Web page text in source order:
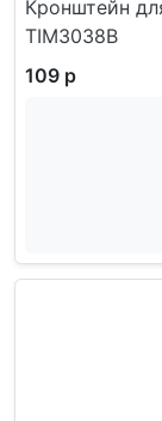
Кронштейн
TIM3038B
109 р